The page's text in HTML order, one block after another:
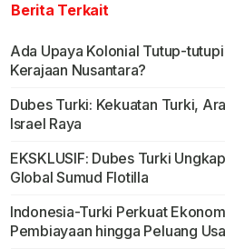
Berita Terkait
Ada Upaya Kolonial Tutup-
Kerajaan Nusantara?
Dubes Turki: Kekuatan Turki,
Israel Raya
EKSKLUSIF: Dubes Turki
Global Sumud Flotilla
Indonesia-Turki Perkuat
Pembiayaan hingga Peluang